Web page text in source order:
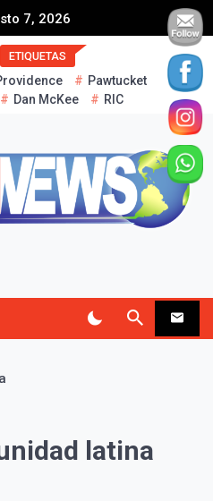
7, 2026
ETIQUETAS
Pawtucket
Dan McKee RIC
latina